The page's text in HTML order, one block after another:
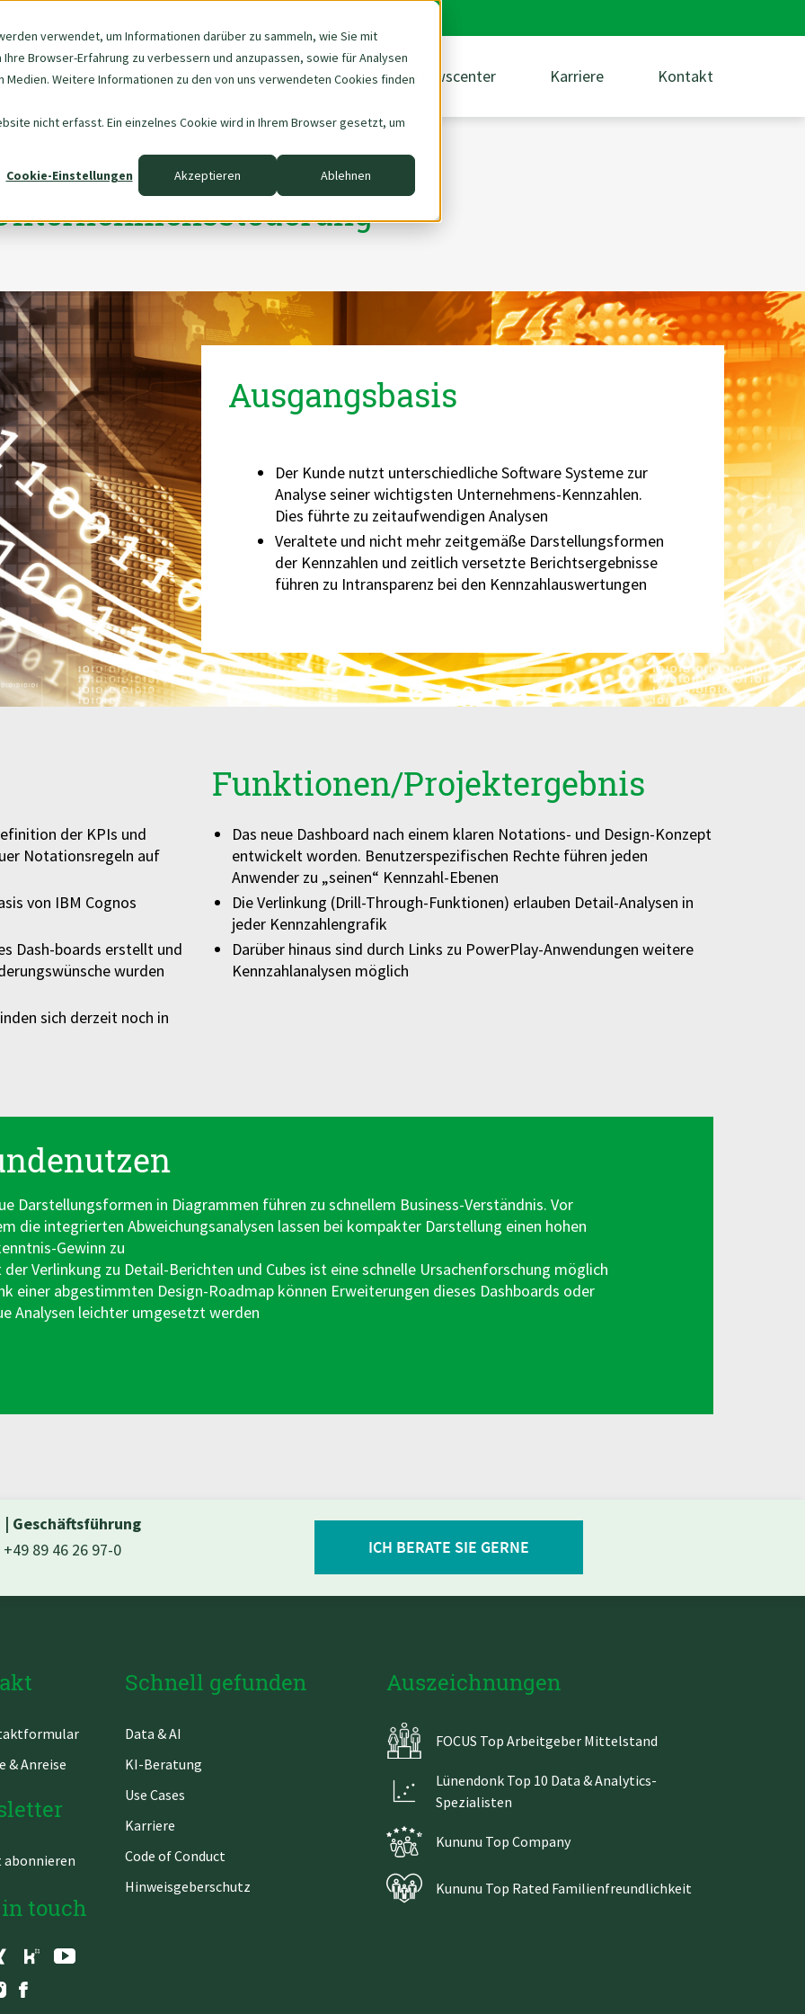
verwendet, um Informationen darüber zu sammeln, wie Sie mit
Browser-Erfahrung zu verbessern und anzupassen, sowie für Analysen
Weitere Informationen zu den von uns verwendeten Cookies finden
nicht erfasst. Ein einzelnes Cookie wird in Ihrem Browser gesetzt, um
Cookie-Einstellungen
Akzeptieren Ablehnen
Navigation
überspringen
Über uns Data & AI Newscenter Karriere Kontakt
Ausgangsbasis
Der Kunde nutzt unterschiedliche Software Systeme zur
Analyse seiner wichtigsten Unternehmens-Kennzahlen.
Dies führte zu zeitaufwendigen Analysen
Veraltete und nicht mehr zeitgemäße Darstellungsformen
der Kennzahlen und zeitlich versetzte Berichtsergebnisse
führen zu Intransparenz bei den Kennzahlauswertungen
der KPIs und
Notationsregeln auf
von IBM Cognos
Dash-boards erstellt und
wurden
sich derzeit noch in
Funktionen/Projektergebnis
Das neue Dashboard nach einem klaren Notations- und Design-Konzept
entwickelt worden. Benutzerspezifischen Rechte führen jeden
Anwender zu „seinen“ Kennzahl-Ebenen
Die Verlinkung (Drill-Through-Funktionen) erlauben Detail-Analysen in
jeder Kennzahlengrafik
Darüber hinaus sind durch Links zu PowerPlay-Anwendungen weitere
Kennzahlanalysen möglich
Darstellungsformen in Diagrammen führen zu schnellem Business-Verständnis. Vor
die integrierten Abweichungsanalysen lassen bei kompakter Darstellung einen hohen
Gewinn zu
der Verlinkung zu Detail-Berichten und Cubes ist eine schnelle Ursachenforschung möglich
einer abgestimmten Design-Roadmap können Erweiterungen dieses Dashboards oder
Analysen leichter umgesetzt werden
| Geschäftsführung
+49 89 46 26 97-0
ICH BERATE SIE GERNE
& Anreise
touch
Schnell gefunden
Navigation
Data & AI
KI-Beratung
Use Cases
Karriere
Code of Conduct
Hinweisgeberschutz
Auszeichnungen
FOCUS Top Arbeitgeber Mittelstand
Lünendonk Top 10 Data & Analytics-
Spezialisten
Kununu Top Company
Kununu Top Rated Familienfreundlichkeit